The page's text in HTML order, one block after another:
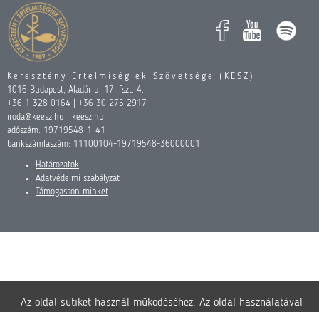
Keresztény Értelmiségiek Szövetsége (KÉSZ)
1016 Budapest, Aladár u. 17. fszt. 4.
+36 1 328 0164 | +36 30 275 2917
iroda@keesz.hu | keesz.hu
adószám: 19719548-1-41
bankszámlaszám: 11100104-19719548-36000001
Határozatok
Adatvédelmi szabályzat
Támogasson minket
Az oldal sütiket használ működéséhez. Az oldal használatával